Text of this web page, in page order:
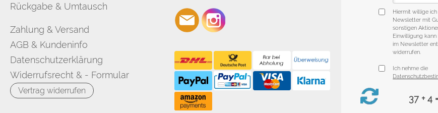
Rückgabe & Umtausch
Zahlung & Versand
AGB & Kundeninfo
Datenschutzerklärung
Widerrufsrecht & - Formular
Vertrag widerrufen